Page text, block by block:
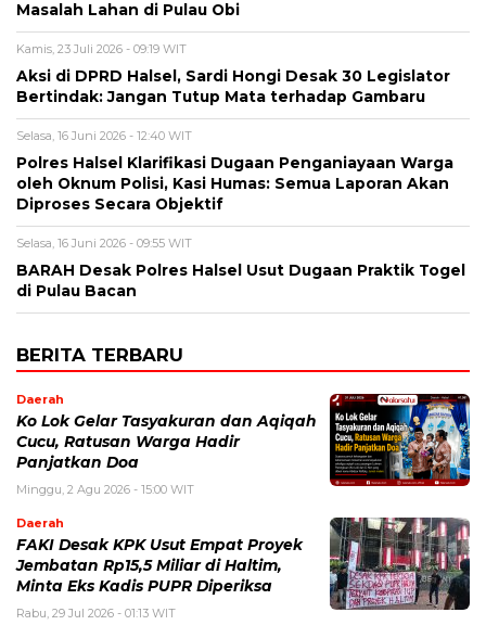
Masalah Lahan di Pulau Obi
Kamis, 23 Juli 2026 - 09:19 WIT
Aksi di DPRD Halsel, Sardi Hongi Desak 30 Legislator
Bertindak: Jangan Tutup Mata terhadap Gambaru
Selasa, 16 Juni 2026 - 12:40 WIT
Polres Halsel Klarifikasi Dugaan Penganiayaan Warga
oleh Oknum Polisi, Kasi Humas: Semua Laporan Akan
Diproses Secara Objektif
Selasa, 16 Juni 2026 - 09:55 WIT
BARAH Desak Polres Halsel Usut Dugaan Praktik Togel
di Pulau Bacan
BERITA TERBARU
Daerah
Ko Lok Gelar Tasyakuran dan Aqiqah
Cucu, Ratusan Warga Hadir
Panjatkan Doa
Minggu, 2 Agu 2026 - 15:00 WIT
Daerah
FAKI Desak KPK Usut Empat Proyek
Jembatan Rp15,5 Miliar di Haltim,
Minta Eks Kadis PUPR Diperiksa
Rabu, 29 Jul 2026 - 01:13 WIT